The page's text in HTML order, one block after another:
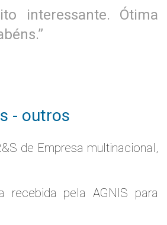
interessante. Ótima
- outros
de Empresa multinacional,
recebida pela AGNIS para